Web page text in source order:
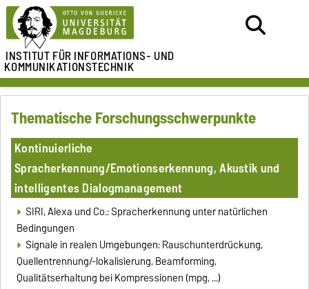
INSTITUT FÜRINFORMATIONS- UND
KOMMUNIKATIONSTECHNIK
Thematische Forschungsschwerpunkte
Kontinuierliche
Spracherkennung/Emotionserkennung, Akustik und
intelligentes Dialogmanagement
SIRI, Alexa und Co.: Spracherkennung unter natürlichen
Bedingungen
Signale in realen Umgebungen: Rauschunterdrückung,
Quellentrennung/-lokalisierung, Beamforming,
Qualitätserhaltung bei Kompressionen (mpg, ...)